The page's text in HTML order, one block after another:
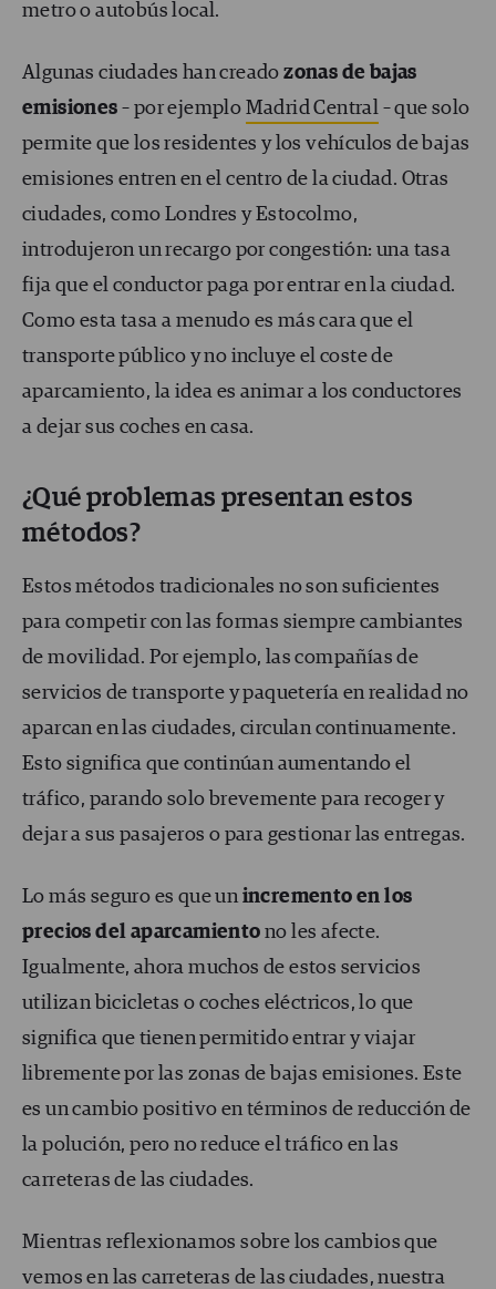
metro o autobús local.
Algunas ciudades han creadozonas de bajas
emisiones – por ejemplo Madrid Central – que solo
permite que los residentes y los vehículos de bajas
emisiones entren en el centro de la ciudad. Otras
ciudades, como Londres y Estocolmo,
introdujeron un recargo por congestión: una tasa
fija que el conductor paga por entrar en la ciudad.
Como esta tasa a menudo es más cara que el
transporte público y no incluye el coste de
aparcamiento, la idea es animar a los conductores
a dejar sus coches en casa.
¿Qué problemas presentan estos
métodos?
Estos métodos tradicionales no son suficientes
para competir con las formas siempre cambiantes
de movilidad. Por ejemplo, las compañías de
servicios de transporte y paquetería en realidad no
aparcan en las ciudades, circulan continuamente.
Esto significa que continúan aumentando el
tráfico, parando solo brevemente para recoger y
dejar a sus pasajeros o para gestionar las entregas.
Lo más seguro es que unincremento en los
precios del aparcamiento no les afecte.
Igualmente, ahora muchos de estos servicios
utilizan bicicletas o coches eléctricos, lo que
significa que tienen permitido entrar y viajar
libremente por las zonas de bajas emisiones. Este
es un cambio positivo en términos de reducción de
la polución, pero no reduce el tráfico en las
carreteras de las ciudades.
Mientras reflexionamos sobre los cambios que
vemos en las carreteras de las ciudades, nuestra